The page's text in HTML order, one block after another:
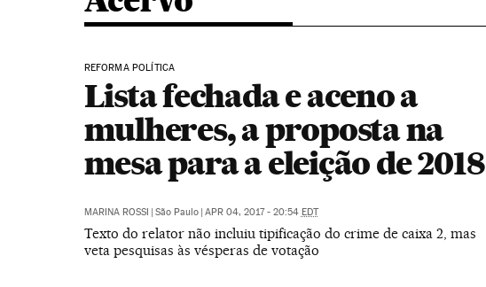
REFORMA POLÍTICA
Lista fechada e aceno a
mulheres, a proposta na
mesa para a eleição de 2018
MARINA ROSSI | São Paulo | APR 04, 2017 - 20:54 EDT
Texto do relator não incluiu tipificação do crime de caixa 2, mas
veta pesquisas às vésperas de votação